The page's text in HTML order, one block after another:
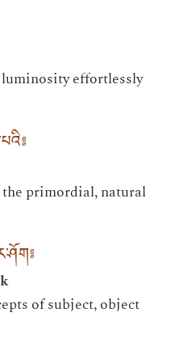
effortlessly
primordial, natural
of subject, object